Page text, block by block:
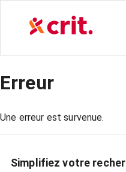
Erreur
Une erreur est survenue.
Simplifiez votre